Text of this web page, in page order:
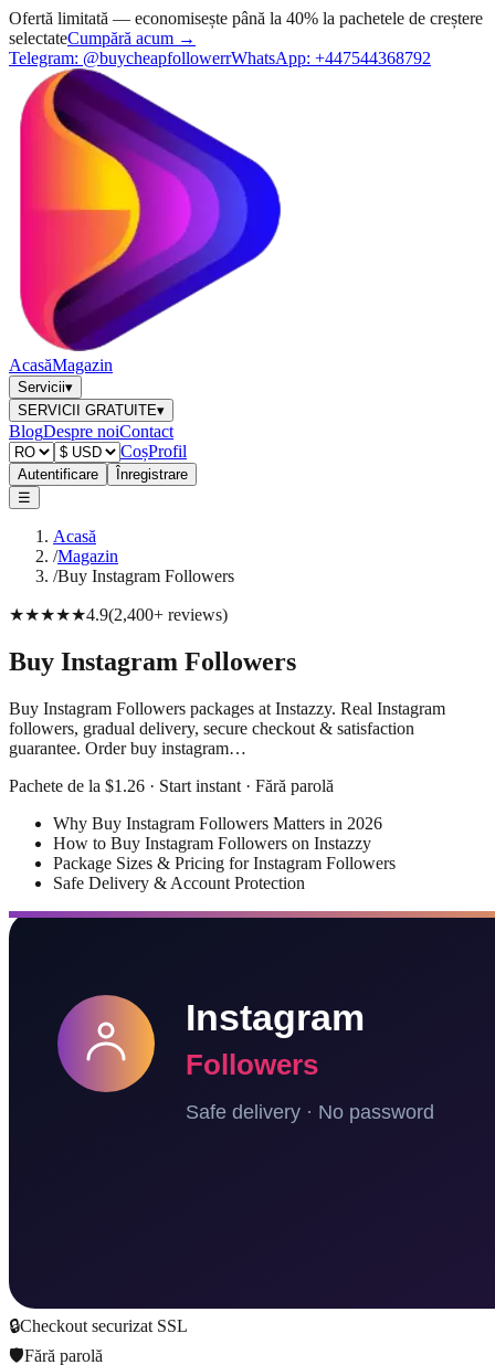
Ofertă limitată — economisește până la 40% la pachetele de creștere
selectateCumpără acum →
Telegram: @buycheapfollowerrWhatsApp: +447544368792
AcasăMagazin
Servicii▾
SERVICII GRATUITE▾
BlogDespre noiContact
CoșProfil
Autentificare
Înregistrare
☰
Acasă
/Magazin
/Buy Instagram Followers
★★★★★4.9(2,400+ reviews)
Buy Instagram Followers
Buy Instagram Followers packages at Instazzy. Real Instagram
followers, gradual delivery, secure checkout & satisfaction
guarantee. Order buy instagram…
Pachete de la $1.26 · Start instant · Fără parolă
Why Buy Instagram Followers Matters in 2026
How to Buy Instagram Followers on Instazzy
Package Sizes & Pricing for Instagram Followers
Safe Delivery & Account Protection
🔒Checkout securizat SSL
🛡️Fără parolă